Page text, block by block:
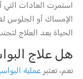
استمرت العادات التي
الإمساك أو الجلوس
الحياة بعد العلاج
هل علاج
نعم، تعتبر عملية